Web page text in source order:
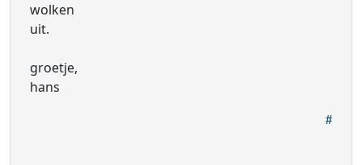
wolken
uit.
groetje,
hans